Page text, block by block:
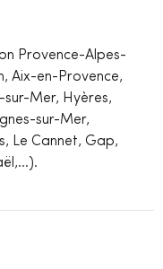
Provence-Alpes-
Aix-en-Provence,
sur-Mer, Hyères,
sur-Mer,
Le Cannet, Gap,